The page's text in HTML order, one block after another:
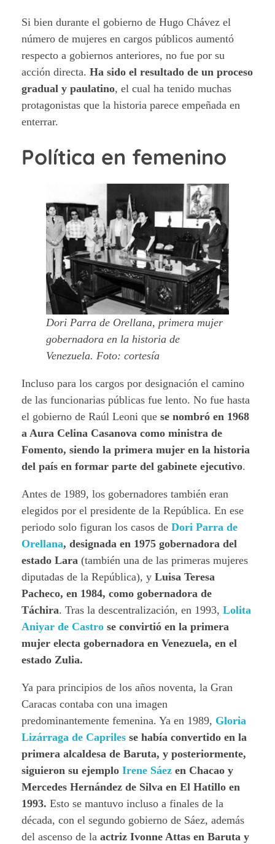
Si bien durante el gobierno de Hugo Chávez el
número de mujeres en cargos públicos aumentó
respecto a gobiernos anteriores, no fue por su
acción directa. Ha sido el resultado de un proceso
gradual y paulatino, el cual ha tenido muchas
protagonistas que la historia parece empeñada en
enterrar.
Política en femenino
Dori Parra de Orellana, primera mujer
gobernadora en la historia de
Venezuela. Foto: cortesía
Incluso para los cargos por designación el camino
de las funcionarias públicas fue lento. No fue hasta
el gobierno de Raúl Leoni que se nombró en 1968
a Aura Celina Casanova como ministra de
Fomento, siendo la primera mujer en la historia
del país en formar parte del gabinete ejecutivo.
Antes de 1989, los gobernadores también eran
elegidos por el presidente de la República. En ese
periodo solo figuran los casos de Dori Parra de
Orellana, designada en 1975 gobernadora del
estado Lara (también una de las primeras mujeres
diputadas de la República), y Luisa Teresa
Pacheco, en 1984, como gobernadora de
Táchira. Tras la descentralización, en 1993, Lolita
Aniyar de Castro se convirtió en la primera
mujer electa gobernadora en Venezuela, en el
estado Zulia.
Ya para principios de los años noventa, la Gran
Caracas contaba con una imagen
predominantemente femenina. Ya en 1989, Gloria
Lizárraga de Capriles se había convertido en la
primera alcaldesa de Baruta, y posteriormente,
siguieron su ejemplo Irene Sáez en Chacao y
Mercedes Hernández de Silva en El Hatillo en
1993. Esto se mantuvo incluso a finales de la
década, con el segundo gobierno de Sáez, además
del ascenso de la actriz Ivonne Attas en Baruta y